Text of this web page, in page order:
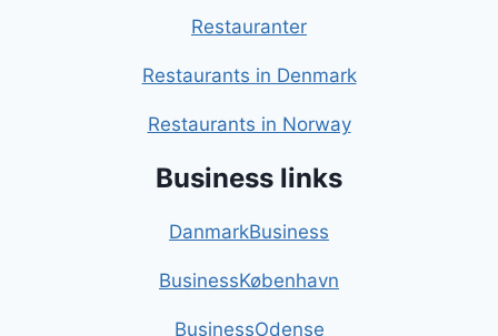
Restauranter
Restaurants in Denmark
Restaurants in Norway
Business links
DanmarkBusiness
BusinessKøbenhavn
BusinessOdense